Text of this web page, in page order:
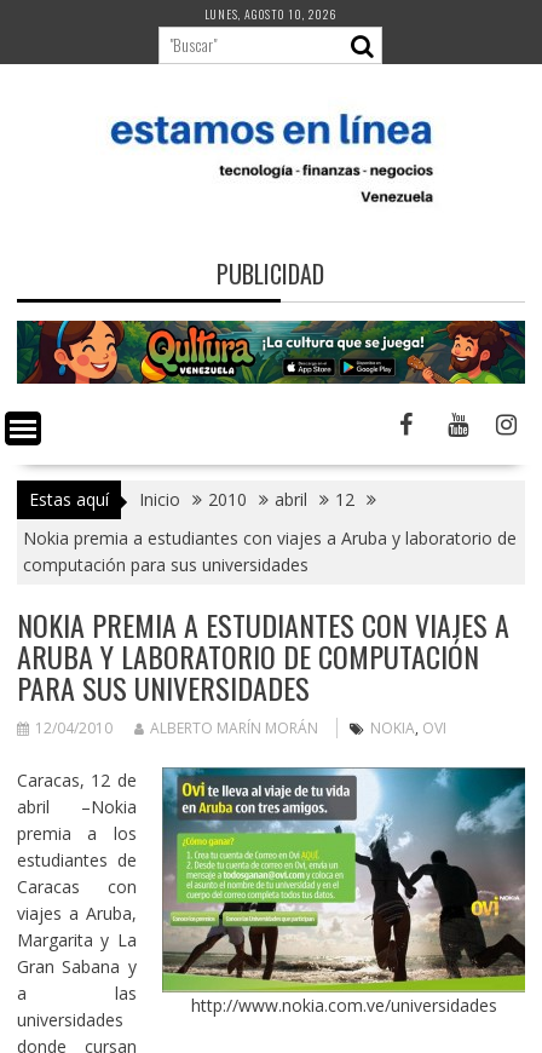
contenido
LUNES, AGOSTO 10, 2026
PUBLICIDAD
Estas aquí Inicio 2010 abril
12
Nokia premia a estudiantes con viajes a Aruba y laboratorio de
computación para sus universidades
NOKIA PREMIA A ESTUDIANTES CON VIAJES A
ARUBA Y LABORATORIO DE COMPUTACIÓN
PARA SUS UNIVERSIDADES
12/04/2010 ALBERTO MARÍN MORÁN NOKIA, OVI
http://www.nokia.com.ve/universidades
Caracas, 12 de
abril –Nokia
premia a los
estudiantes de
Caracas con
viajes a Aruba,
Margarita y La
Gran Sabana y
a las
universidades
donde cursan